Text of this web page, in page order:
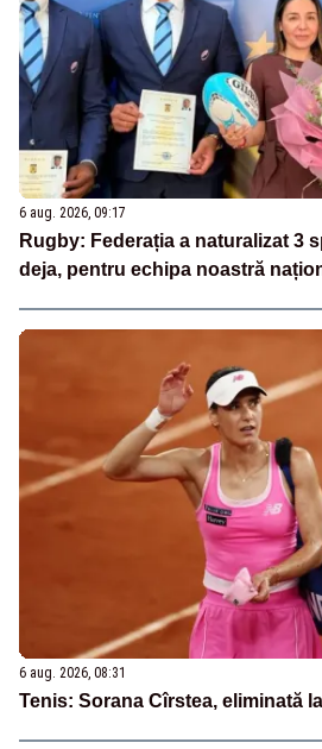
6 aug. 2026, 09:17
Rugby: Federația a naturalizat 3
deja, pentru echipa noastră
6 aug. 2026, 08:31
Tenis: Sorana Cîrstea, eliminată